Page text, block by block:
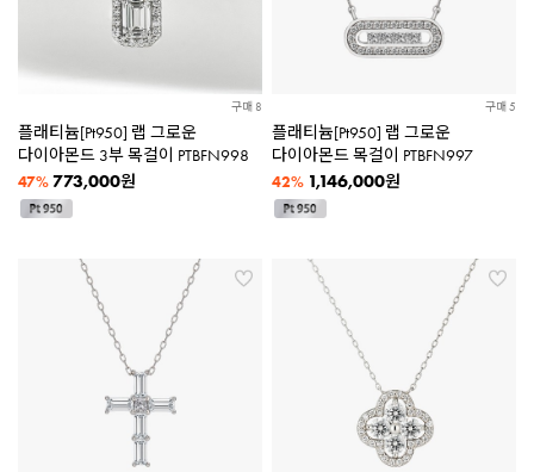
구매 8
플래티늄[Pt950] 랩 그로운
다이아몬드 3부 목걸이 PTBFN998
47% 773,000원
구매 5
플래티늄[Pt950] 랩 그로운
다이아몬드 목걸이 PTBFN997
42% 1,146,000원